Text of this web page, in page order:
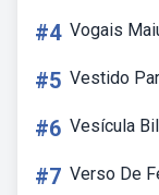
#4 Vogais
#5 Vestido
#6 Vesícula
#7 Verso De